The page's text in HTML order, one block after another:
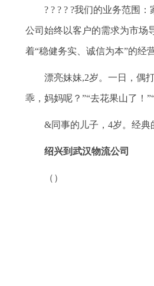
? ? ? ? ?我们的业务范围
公司始终以客户的需求为市场
着“稳健务实、诚信为本”的经
漂亮妹妹,2岁。一日，偶
乖，妈妈呢？”“去花果山了！
&同事的儿子，4岁。经典
绍兴到武汉物流公司
（）